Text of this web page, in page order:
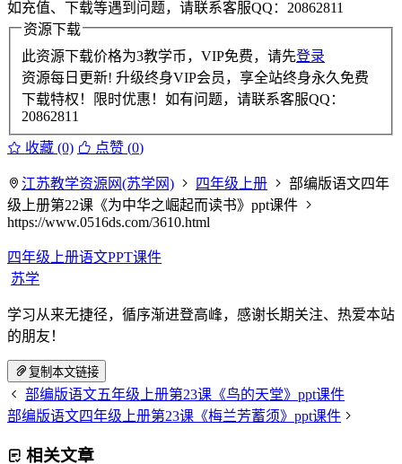
如充值、下载等遇到问题，请联系客服QQ：20862811
资源下载
此资源下载价格为3教学币，VIP免费，请先登录
资源每日更新! 升级终身VIP会员，享全站终身永久免费
下载特权！限时优惠！如有问题，请联系客服QQ：
20862811
收藏 (0) 点赞 (0)
江苏教学资源网(苏学网) 四年级上册
部编版语文四年
级上册第22课《为中华之崛起而读书》ppt课件
https://www.0516ds.com/3610.html
四年级上册语文PPT课件
苏学
学习从来无捷径，循序渐进登高峰，感谢长期关注、热爱本站
的朋友！
复制本文链接
部编版语文五年级上册第23课《鸟的天堂》ppt课件
部编版语文四年级上册第23课《梅兰芳蓄须》ppt课件
相关文章